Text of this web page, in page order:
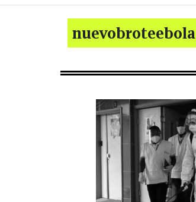
nuevobroteebola